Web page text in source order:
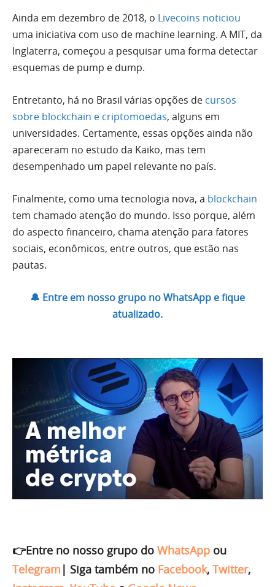
Ainda em dezembro de 2018, o Livecoins noticiou
uma iniciativa com uso de machine learning. A MIT, da
Inglaterra, começou a pesquisar uma forma detectar
esquemas de pump e dump.
Entretanto, há no Brasil várias opções de cursos
sobre blockchain e criptomoedas, alguns em
universidades. Certamente, essas opções ainda não
apareceram no estudo da Kaiko, mas tem
desempenhado um papel relevante no país.
Finalmente, como uma tecnologia nova, a blockchain
tem chamado atenção do mundo. Isso porque, além
do aspecto financeiro, chama atenção para fatores
sociais, econômicos, entre outros, que estão nas
pautas.
🔔 Entre em nosso grupo no WhatsApp e fique
atualizado.
👉Entre no nosso grupo do WhatsApp ou
Telegram | Siga também no Facebook, Twitter,